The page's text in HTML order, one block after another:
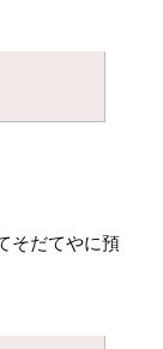
そだてやに預